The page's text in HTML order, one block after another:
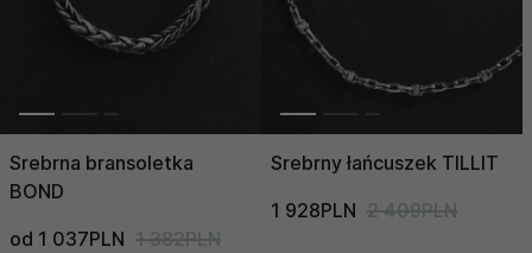
Srebrna bransoletka
BOND
od 1 037PLN 1 382PLN
Srebrny łańcuszek TILLIT
1 928PLN 2 409PLN